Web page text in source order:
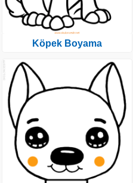
Köpek Boyama